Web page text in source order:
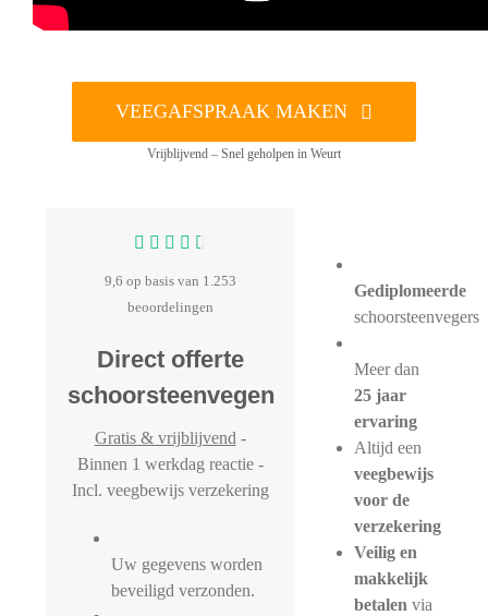
VEEGAFSPRAAK MAKEN
Vrijblijvend – Snel geholpen in Weurt
9,6 op basis van 1.253
beoordelingen
Direct offerte
schoorsteenvegen
Gratis & vrijblijvend -
Binnen 1 werkdag reactie -
Incl. veegbewijs verzekering
Uw gegevens worden
beveiligd verzonden.
Gediplomeerde
schoorsteenvegers
Meer dan
25 jaar
ervaring
Altijd een
veegbewijs
voor de
verzekering
Veilig en
makkelijk
betalen via